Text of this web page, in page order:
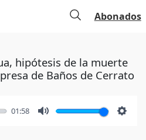
Abonados
hipótesis de la muerte
de Baños de Cerrato
01:58